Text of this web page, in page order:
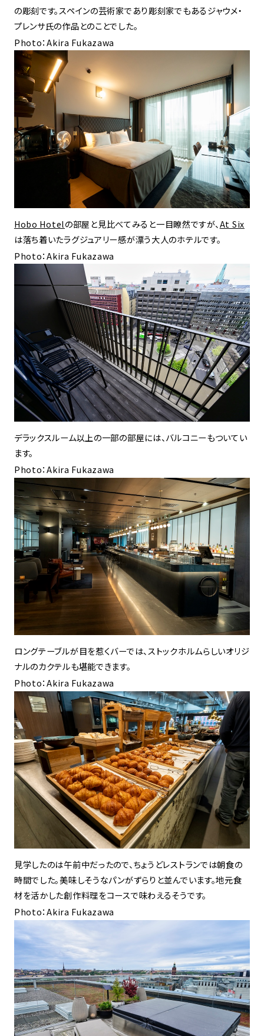
の彫刻です。スペインの芸術家であり彫刻家でもあるジャウメ・
プレンサ氏の作品とのことでした。
Photo：Akira Fukazawa
Hobo Hotelの部屋と見比べてみると一目瞭然ですが、At Six
は落ち着いたラグジュアリー感が漂う大人のホテルです。
Photo：Akira Fukazawa
デラックスルーム以上の一部の部屋には、バルコニーもついてい
ます。
Photo：Akira Fukazawa
ロングテーブルが目を惹くバーでは、ストックホルムらしいオリジ
ナルのカクテルも堪能できます。
Photo：Akira Fukazawa
見学したのは午前中だったので、ちょうどレストランでは朝食の
時間でした。美味しそうなパンがずらりと並んでいます。地元食
材を活かした創作料理をコースで味わえるそうです。
Photo：Akira Fukazawa